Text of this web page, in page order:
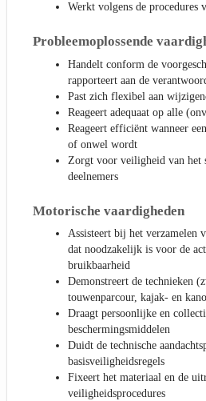
Werkt volgens de procedures
Probleemoplossende
Handelt conform de
rapporteert aan de
Past zich flexibel aan
Reageert adequaat op alle
Reageert efficiënt wanneer
of onwel wordt
Zorgt voor veiligheid van het
deelnemers
Motorische vaardigheden
Assisteert bij het verzamelen
dat noodzakelijk is voor de
bruikbaarheid
Demonstreert de technieken
touwenparcour, kajak- en
Draagt persoonlijke en
beschermingsmiddelen
Duidt de technische
basisveiligheidsregels
Fixeert het materiaal en de
veiligheidsprocedures